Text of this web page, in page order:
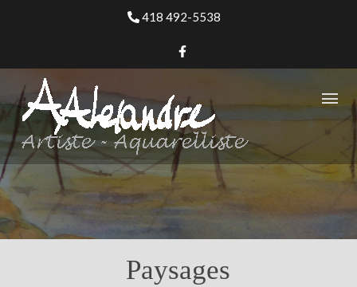
418 492-5538
Paysages